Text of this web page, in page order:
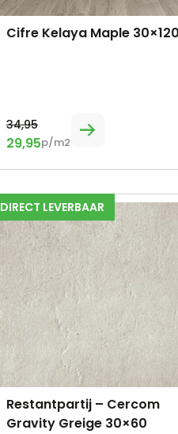
Cifre Kelaya Maple 30×120
34,95
29,95p/m2
DIRECT LEVERBAAR
Restantpartij – Cercom
Gravity Greige 30×60